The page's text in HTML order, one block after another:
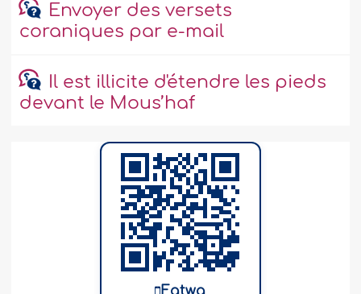
Envoyer des versets
coraniques par e-mail
Il est illicite d'étendre les pieds
devant le Mous’haf